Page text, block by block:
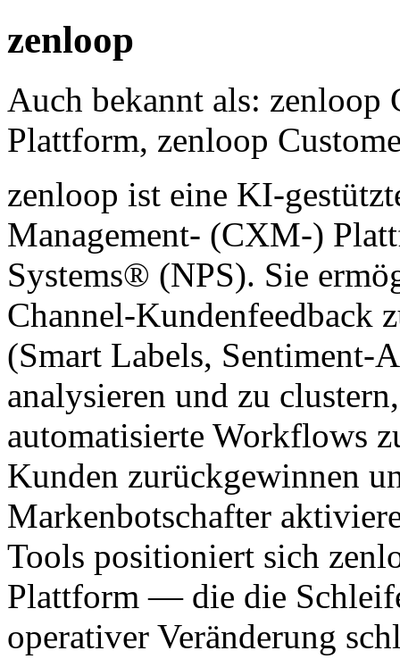
zenloop
Auch bekannt als:
Plattform, zenloop
zenloop ist eine KI-
Management- (CXM-)
Systems® (NPS). Sie
Channel-Kundenfeedback
(Smart Labels, Sentiment-
analysieren und zu
automatisierte Workflows
Kunden zurückgewinnen
Markenbotschafter
Tools positioniert sich
Plattform — die die
operativer Veränderung